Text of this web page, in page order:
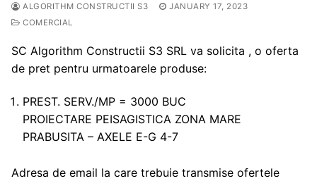
ALGORITHM CONSTRUCTII S3
JANUARY 17, 2023
COMERCIAL
SC Algorithm Constructii S3 SRL va solicita , o oferta
de pret pentru urmatoarele produse:
PREST. SERV./MP = 3000 BUC
PROIECTARE PEISAGISTICA ZONA MARE
PRABUSITA – AXELE E-G 4-7
Adresa de email la care trebuie transmise ofertele